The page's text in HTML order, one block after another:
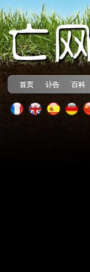
首页 讣告 百科